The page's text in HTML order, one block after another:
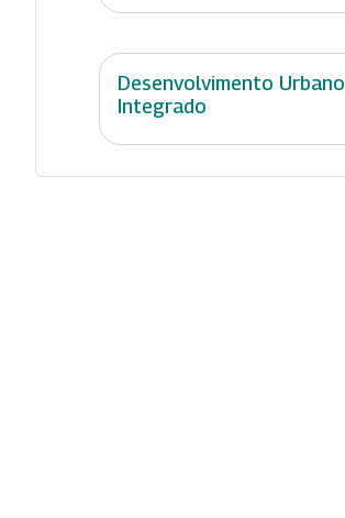
Desenvolvimento Urbano
Integrado